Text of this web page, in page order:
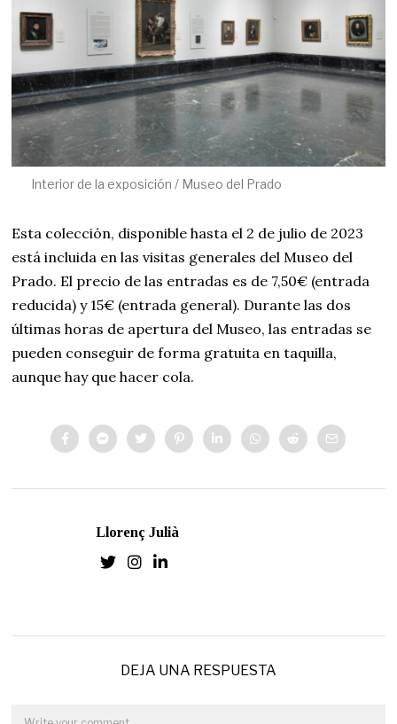
Interior de la exposición / Museo del Prado
Esta colección, disponible hasta el 2 de julio de 2023
está incluida en las visitas generales del Museo del
Prado. El precio de las entradas es de 7,50€ (entrada
reducida) y 15€ (entrada general). Durante las dos
últimas horas de apertura del Museo, las entradas se
pueden conseguir de forma gratuita en taquilla,
aunque hay que hacer cola.
Llorenç Julià
DEJA UNA RESPUESTA